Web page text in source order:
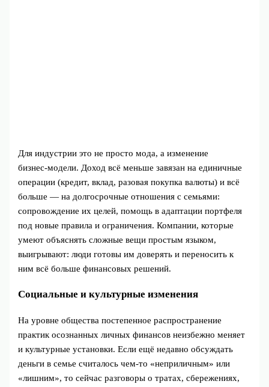
Для индустрии это не просто мода, а изменение
бизнес‑модели. Доход всё меньше завязан на единичные
операции (кредит, вклад, разовая покупка валюты) и всё
больше — на долгосрочные отношения с семьями:
сопровождение их целей, помощь в адаптации портфеля
под новые правила и ограничения. Компании, которые
умеют объяснять сложные вещи простым языком,
выигрывают: люди готовы им доверять и переносить к
ним всё больше финансовых решений.
Социальные и культурные изменения
На уровне общества постепенное распространение
практик осознанных личных финансов неизбежно меняет
и культурные установки. Если ещё недавно обсуждать
деньги в семье считалось чем‑то «неприличным» или
«лишним», то сейчас разговоры о тратах, сбережениях,